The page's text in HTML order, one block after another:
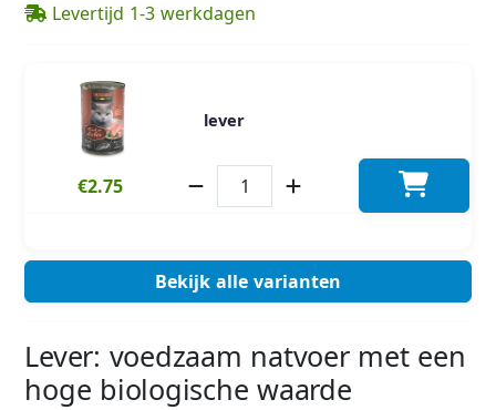
Levertijd 1-3 werkdagen
lever
€2.75
Bekijk alle varianten
Lever: voedzaam natvoer met een
hoge biologische waarde